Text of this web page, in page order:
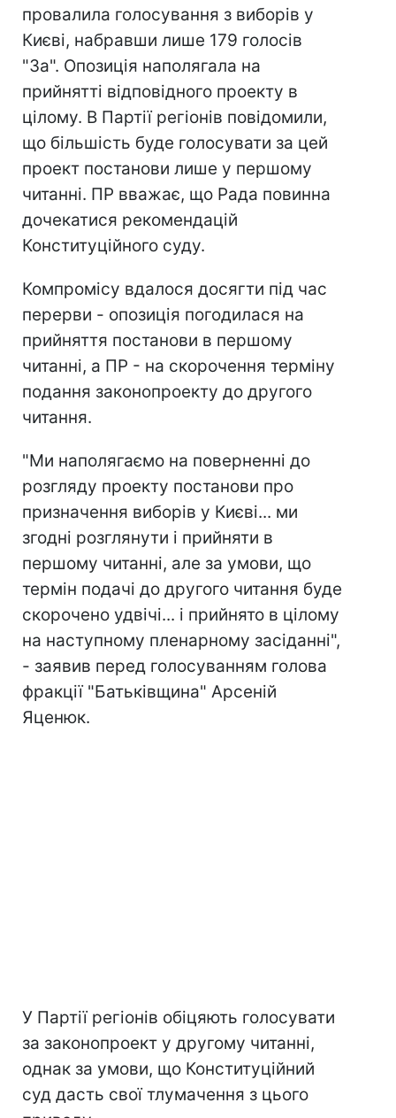
провалила голосування з виборів у
Києві, набравши лише 179 голосів
"За". Опозиція наполягала на
прийнятті відповідного проекту в
цілому. В Партії регіонів повідомили,
що більшість буде голосувати за цей
проект постанови лише у першому
читанні. ПР вважає, що Рада повинна
дочекатися рекомендацій
Конституційного суду.
Компромісу вдалося досягти під час
перерви - опозиція погодилася на
прийняття постанови в першому
читанні, а ПР - на скорочення терміну
подання законопроекту до другого
читання.
"Ми наполягаємо на поверненні до
розгляду проекту постанови про
призначення виборів у Києві... ми
згодні розглянути і прийняти в
першому читанні, але за умови, що
термін подачі до другого читання буде
скорочено удвічі... і прийнято в цілому
на наступному пленарному засіданні",
- заявив перед голосуванням голова
фракції "Батьківщина" Арсеній
Яценюк.
У Партії регіонів обіцяють голосувати
за законопроект у другому читанні,
однак за умови, що Конституційний
суд дасть свої тлумачення з цього